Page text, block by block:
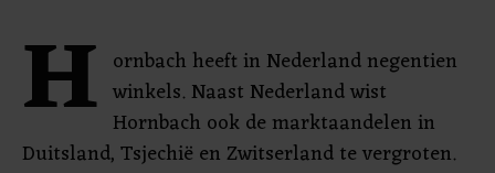
H ornbach heeft in Nederland negentien
winkels. Naast Nederland wist
Hornbach ook de marktaandelen in
Duitsland, Tsjechië en Zwitserland te vergroten.